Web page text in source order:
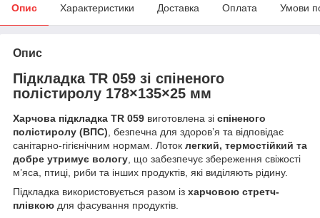
Опис Характеристики Доставка Оплата Умови
Опис
Підкладка TR 059 зі спіненого
полістиролу 178×135×25 мм
Харчова підкладка TR 059 виготовлена зі спіненого
полістиролу (ВПС), безпечна для здоров’я та відповідає
санітарно-гігієнічним нормам. Лоток легкий, термостійкий та
добре утримує вологу, що забезпечує збереження свіжості
м’яса, птиці, риби та інших продуктів, які виділяють рідину.
Підкладка використовується разом із харчовою стретч-
плівкою для фасування продуктів.